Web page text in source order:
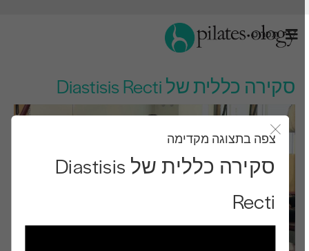
תַפרִיט
סקירה כללית של Diastisis Recti
סגור את מודאל
צפה בתצוגה מקדימה
סקירה כללית של Diastisis
Recti